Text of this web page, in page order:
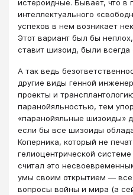
истероидные. Бывает, что в
интеллектуального
успехов в нем возникает
Этот вариант был бы
ставит шизоид, были
А так ведь
другие виды генной
проекты и
паранойяльностью, тем
«паранойяльные шизоиды»
если бы все шизоиды
Коперника, который не
гелиоцентрической
считал это
умы своим открытием —
вопросы войны и мира (а